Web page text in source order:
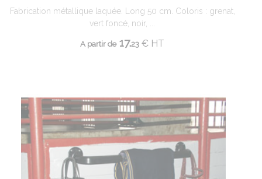
Fabrication métallique laquée. Long 50 cm. Coloris : grenat,
vert foncé, noir, ...
A partir de17.23 € HT